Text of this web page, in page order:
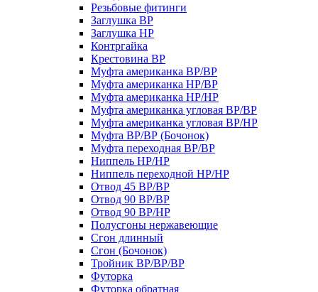
Резьбовые фитинги
Заглушка ВР
Заглушка НР
Контргайка
Крестовина ВР
Муфта американка ВР/ВР
Муфта американка НР/ВР
Муфта американка НР/НР
Муфта американка угловая ВР/ВР
Муфта американка угловая ВР/НР
Муфта ВР/ВР (Бочонок)
Муфта переходная ВР/ВР
Ниппель НР/НР
Ниппель переходной НР/НР
Отвод 45 ВР/ВР
Отвод 90 ВР/ВР
Отвод 90 ВР/НР
Полусгоны нержавеющие
Сгон длинный
Сгон (Бочонок)
Тройник ВР/ВР/ВР
Футорка
Футорка обратная